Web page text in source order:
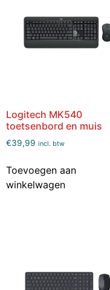
Logitech MK540
toetsenbord en muis
€39,99 incl. btw
Toevoegen aan
winkelwagen